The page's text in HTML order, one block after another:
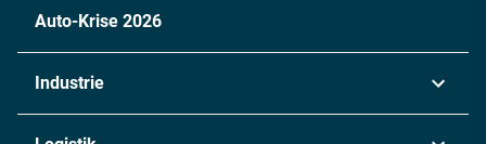
Auto-Krise 2026
Industrie